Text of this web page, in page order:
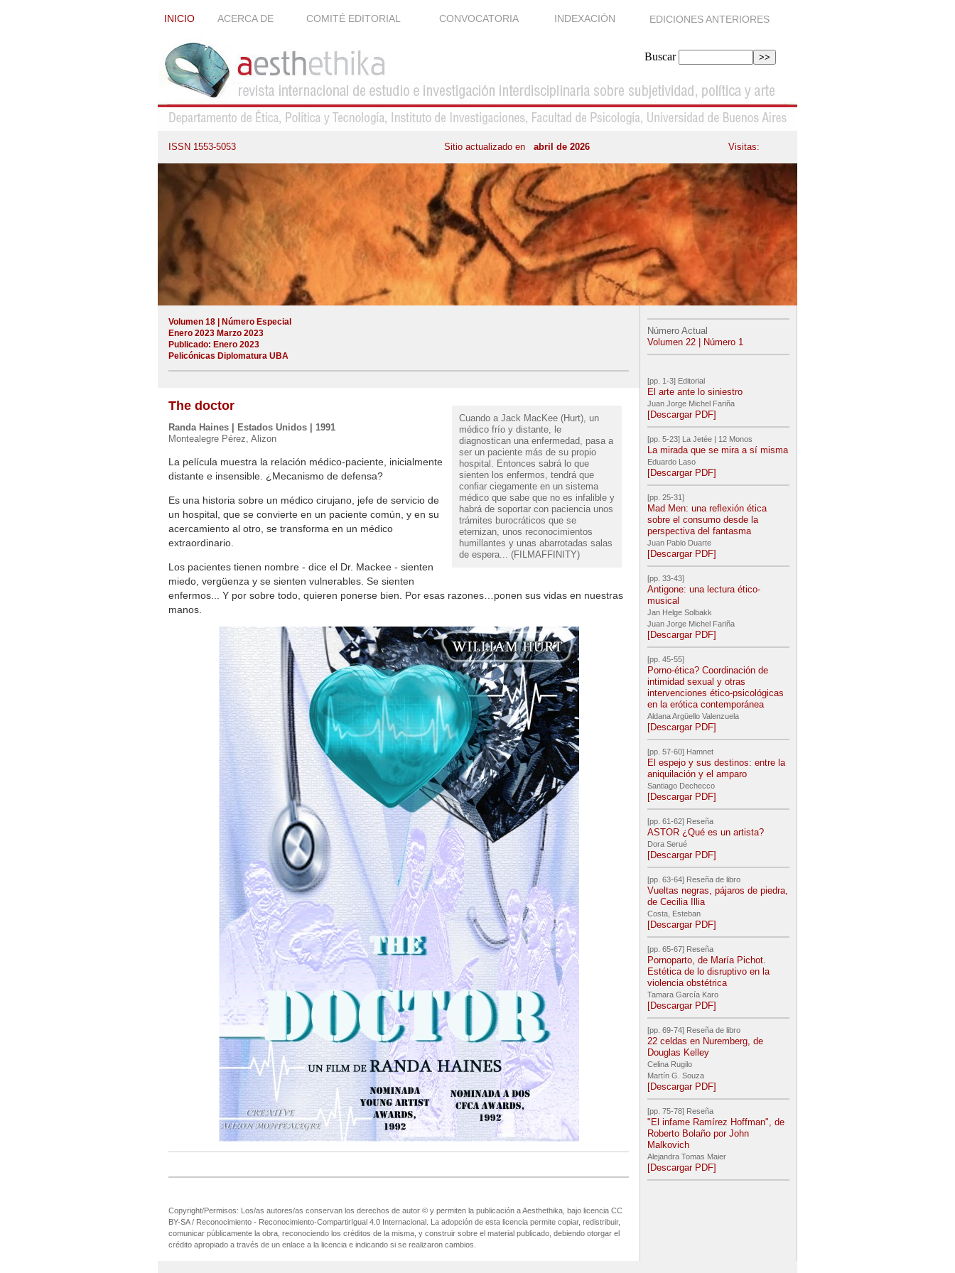
INICIO ACERCA DE COMITÉ EDITORIAL CONVOCATORIA INDEXACIÓN EDICIONES ANTERIORES
Buscar
ISSN 1553-5053 Sitio actualizado en abril de 2026 Visitas:
Volumen 18 | Número Especial
Enero 2023 Marzo 2023
Publicado: Enero 2023
Pelicónicas Diplomatura UBA
Cuando a Jack MacKee (Hurt), un
médico frío y distante, le
diagnostican una enfermedad, pasa a
ser un paciente más de su propio
hospital. Entonces sabrá lo que
sienten los enfermos, tendrá que
confiar ciegamente en un sistema
médico que sabe que no es infalible y
habrá de soportar con paciencia unos
trámites burocráticos que se
eternizan, unos reconocimientos
humillantes y unas abarrotadas salas
de espera... (FILMAFFINITY)
The doctor
Randa Haines | Estados Unidos | 1991
Montealegre Pérez, Alizon
La película muestra la relación médico-paciente, inicialmente
distante e insensible. ¿Mecanismo de defensa?
Es una historia sobre un médico cirujano, jefe de servicio de
un hospital, que se convierte en un paciente común, y en su
acercamiento al otro, se transforma en un médico
extraordinario.
Los pacientes tienen nombre - dice el Dr. Mackee - sienten
miedo, vergüenza y se sienten vulnerables. Se sienten
enfermos... Y por sobre todo, quieren ponerse bien. Por esas razones…ponen sus vidas en nuestras
manos.
Copyright/Permisos: Los/as autores/as conservan los derechos de autor © y permiten la publicación a Aesthethika, bajo licencia CC
BY-SA / Reconocimiento - Reconocimiento-CompartirIgual 4.0 Internacional. La adopción de esta licencia permite copiar, redistribuir,
comunicar públicamente la obra, reconociendo los créditos de la misma, y construir sobre el material publicado, debiendo otorgar el
crédito apropiado a través de un enlace a la licencia e indicando si se realizaron cambios.
Número Actual
Volumen 22 | Número 1
[pp. 1-3] Editorial
El arte ante lo siniestro
Juan Jorge Michel Fariña
[Descargar PDF]
[pp. 5-23] La Jetée | 12 Monos
La mirada que se mira a sí misma
Eduardo Laso
[Descargar PDF]
[pp. 25-31]
Mad Men: una reflexión ética
sobre el consumo desde la
perspectiva del fantasma
Juan Pablo Duarte
[Descargar PDF]
[pp. 33-43]
Antigone: una lectura ético-
musical
Jan Helge Solbakk
Juan Jorge Michel Fariña
[Descargar PDF]
[pp. 45-55]
Porno-ética? Coordinación de
intimidad sexual y otras
intervenciones ético-psicológicas
en la erótica contemporánea
Aldana Argüello Valenzuela
[Descargar PDF]
[pp. 57-60] Hamnet
El espejo y sus destinos: entre la
aniquilación y el amparo
Santiago Dechecco
[Descargar PDF]
[pp. 61-62] Reseña
ASTOR ¿Qué es un artista?
Dora Serué
[Descargar PDF]
[pp. 63-64] Reseña de libro
Vueltas negras, pájaros de piedra,
de Cecilia Illia
Costa, Esteban
[Descargar PDF]
[pp. 65-67] Reseña
Pornoparto, de María Pichot.
Estética de lo disruptivo en la
violencia obstétrica
Tamara García Karo
[Descargar PDF]
[pp. 69-74] Reseña de libro
22 celdas en Nuremberg, de
Douglas Kelley
Celina Rugilo
Martín G. Souza
[Descargar PDF]
[pp. 75-78] Reseña
"El infame Ramírez Hoffman", de
Roberto Bolaño por John
Malkovich
Alejandra Tomas Maier
[Descargar PDF]